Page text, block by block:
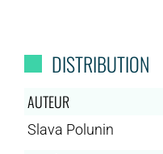
DISTRIBUTION
AUTEUR
Slava Polunin